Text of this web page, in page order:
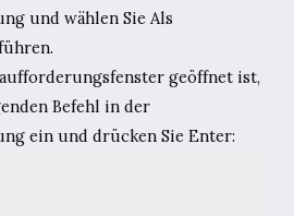
und wählen Sie Als
geöffnet ist,
Befehl in der
ein und drücken Sie Enter: